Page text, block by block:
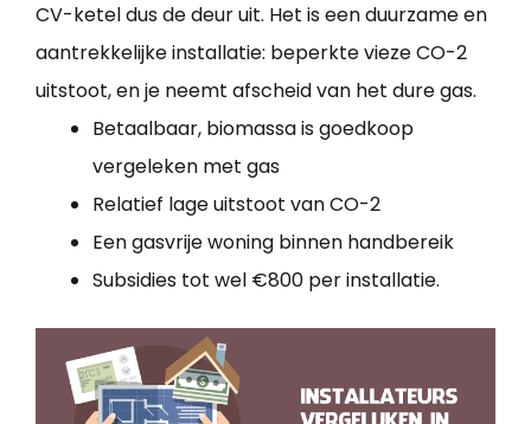
CV-ketel dus de deur uit. Het is een duurzame en
aantrekkelijke installatie: beperkte vieze CO-2
uitstoot, en je neemt afscheid van het dure gas.
Betaalbaar, biomassa is goedkoop
vergeleken met gas
Relatief lage uitstoot van CO-2
Een gasvrije woning binnen handbereik
Subsidies tot wel €800 per installatie.